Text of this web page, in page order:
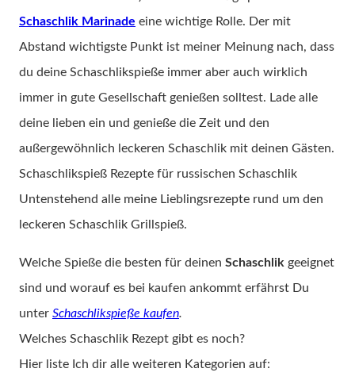
Schaschlik Marinade eine wichtige Rolle. Der mit
Abstand wichtigste Punkt ist meiner Meinung nach, dass
du deine Schaschlikspieße immer aber auch wirklich
immer in gute Gesellschaft genießen solltest. Lade alle
deine lieben ein und genieße die Zeit und den
außergewöhnlich leckeren Schaschlik mit deinen Gästen.
Schaschlikspieß Rezepte für russischen Schaschlik
Untenstehend alle meine Lieblingsrezepte rund um den
leckeren Schaschlik Grillspieß.
Welche Spieße die besten für deinen Schaschlik geeignet
sind und worauf es bei kaufen ankommt erfährst Du
unter Schaschlikspieße kaufen.
Welches Schaschlik Rezept gibt es noch?
Hier liste Ich dir alle weiteren Kategorien auf: